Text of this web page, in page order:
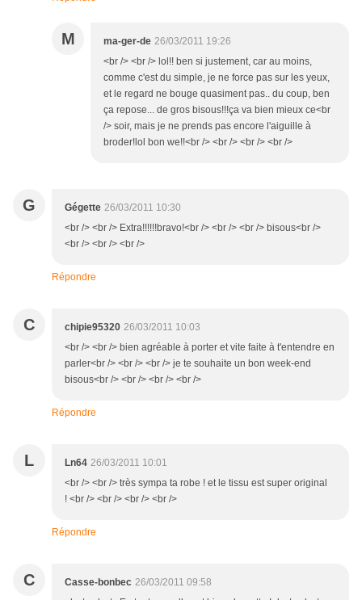
M ma-ger-de 26/03/2011 19:26
<br /> <br /> lol!! ben si justement, car au moins,
comme c'est du simple, je ne force pas sur les yeux,
et le regard ne bouge quasiment pas.. du coup, ben
ça repose... de gros bisous!!!ça va bien mieux ce<br
/> soir, mais je ne prends pas encore l'aiguille à
broder!lol bon we!!<br /> <br /> <br /> <br />
G Gégette 26/03/2011 10:30
<br /> <br /> Extra!!!!!!bravo!<br /> <br /> <br /> bisous<br />
<br /> <br /> <br />
Répondre
C chipie95320 26/03/2011 10:03
<br /> <br /> bien agréable à porter et vite faite à t'entendre en
parler<br /> <br /> <br /> je te souhaite un bon week-end
bisous<br /> <br /> <br /> <br />
Répondre
L Ln64 26/03/2011 10:01
<br /> <br /> très sympa ta robe ! et le tissu est super original
! <br /> <br /> <br /> <br />
Répondre
C Casse-bonbec 26/03/2011 09:58